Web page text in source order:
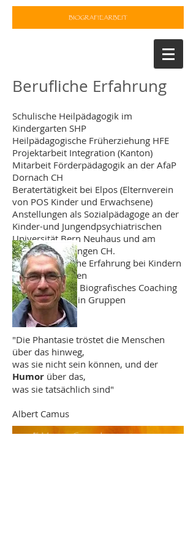
Berufliche Erfahrung
Schulische Heilpädagogik im
Kindergarten SHP
Heilpädagogische Früherziehung HFE
Projektarbeit Integration (Kanton)
Mitarbeit Förderpädagogik an der AfaP
Dornach CH
Beratertätigkeit bei Elpos (Elternverein
von POS Kinder und Erwachsene)
Anstellungen als Sozialpädagoge an der
Kinder-und Jungendpsychiatrischen
Universität Bern Neuhaus und am
Kinderheim Effingen CH.
Heilpädagogische Erfahrung bei Kindern
und Erwachsenen
Biografiearbeit, Biografisches Coaching
individuell und in Gruppen
"Die Phantasie tröstet die Menschen
über das hinweg,
was sie nicht sein können, und der
Humor über das,
was sie tatsächlich sind"
Albert Camus